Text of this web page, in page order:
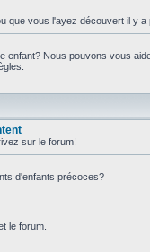
que vous l'ayez découvert il y
enfant? Nous pouvons vous
sur le forum!
d'enfants précoces?
le forum.